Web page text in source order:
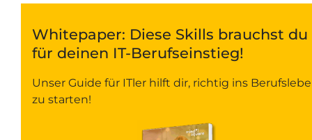
Whitepaper: Diese Skills brauchst du
für deinen IT-Berufseinstieg!
Unser Guide für ITler hilft dir, richtig ins
zu starten!